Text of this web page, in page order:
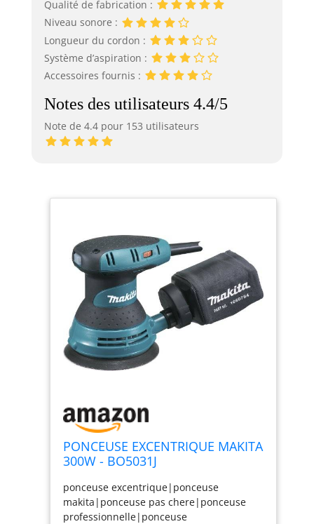
Qualité de fabrication :
Niveau sonore :
Longueur du cordon :
Système d’aspiration :
Accessoires fournis :
Notes des utilisateurs 4.4/5
Note de 4.4 pour 153 utilisateurs
PONCEUSE EXCENTRIQUE MAKITA
300W - BO5031J
ponceuse excentrique|ponceuse
makita|ponceuse pas chere|ponceuse
professionnelle|ponceuse